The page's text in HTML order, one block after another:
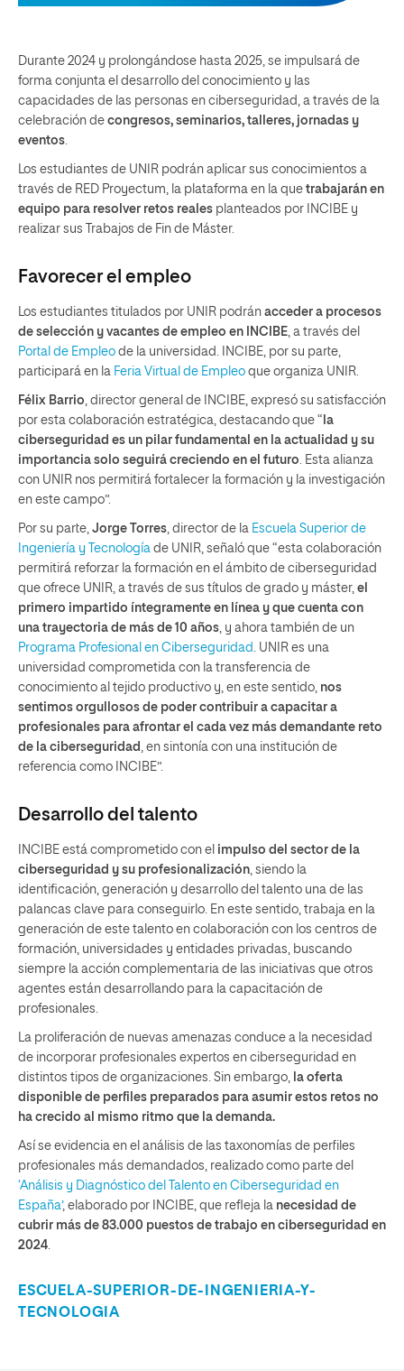
Durante 2024 y prolongándose hasta 2025, se impulsará de
forma conjunta el desarrollo del conocimiento y las
capacidades de las personas en ciberseguridad, a través de la
celebración de congresos, seminarios, talleres, jornadas y
eventos
Los estudiantes de UNIR podrán aplicar sus conocimientos a
través de RED Proyectum, la plataforma en la que trabajarán en
equipo para resolver retos reales planteados por INCIBE y
realizar sus Trabajos de Fin de Máster.
Favorecer el empleo
Los estudiantes titulados por UNIR podrán acceder a procesos
de selección y vacantes de empleo en INCIBE , a través del
Portal de Empleo de la universidad. INCIBE, por su parte,
participará en la Feria Virtual de Empleo que organiza UNIR.
Félix Barrio , director general de INCIBE, expresó su satisfacción
por esta colaboración estratégica, destacando que “ la
ciberseguridad es un pilar fundamental en la actualidad y su
importancia solo seguirá creciendo en el futuro . Esta alianza
con UNIR nos permitirá fortalecer la formación y la investigación
en este campo”.
Por su parte, Jorge Torres , director de la Escuela Superior de
Ingeniería y Tecnología de UNIR, señaló que “esta colaboración
permitirá reforzar la formación en el ámbito de ciberseguridad
que ofrece UNIR, a través de sus títulos de grado y máster, el
primero impartido íntegramente en línea y que cuenta con
una trayectoria de más de 10 años , y ahora también de un
Programa Profesional en Ciberseguridad
. UNIR es una
universidad comprometida con la transferencia de
conocimiento al tejido productivo y, en este sentido, nos
sentimos orgullosos de poder contribuir a capacitar a
profesionales para afrontar el cada vez más demandante reto
de la ciberseguridad , en sintonía con una institución de
referencia como INCIBE”.
Desarrollo del talento
INCIBE está comprometido con el impulso del sector de la
ciberseguridad y su profesionalización , siendo la
identificación, generación y desarrollo del talento una de las
palancas clave para conseguirlo. En este sentido, trabaja en la
generación de este talento en colaboración con los centros de
formación, universidades y entidades privadas, buscando
siempre la acción complementaria de las iniciativas que otros
agentes están desarrollando para la capacitación de
profesionales.
La proliferación de nuevas amenazas conduce a la necesidad
de incorporar profesionales expertos en ciberseguridad en
distintos tipos de organizaciones. Sin embargo,
la oferta
disponible de perfiles preparados para asumir estos retos no
ha crecido al mismo ritmo que la demanda.
Así se evidencia en el análisis de las taxonomías de perfiles
profesionales más demandados, realizado como parte del
‘Análisis y Diagnóstico del Talento en Ciberseguridad en
España’, elaborado por INCIBE, que refleja la necesidad de
cubrir más de 83.000 puestos de trabajo en ciberseguridad en
2024
ESCUELA-SUPERIOR-DE-INGENIERIA-Y-
TECNOLOGIA